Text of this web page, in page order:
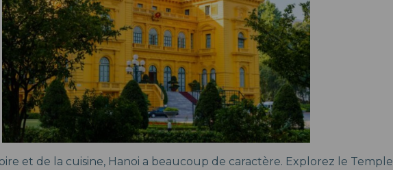
et de la cuisine, Hanoi a beaucoup de caractère. Explorez le Temple